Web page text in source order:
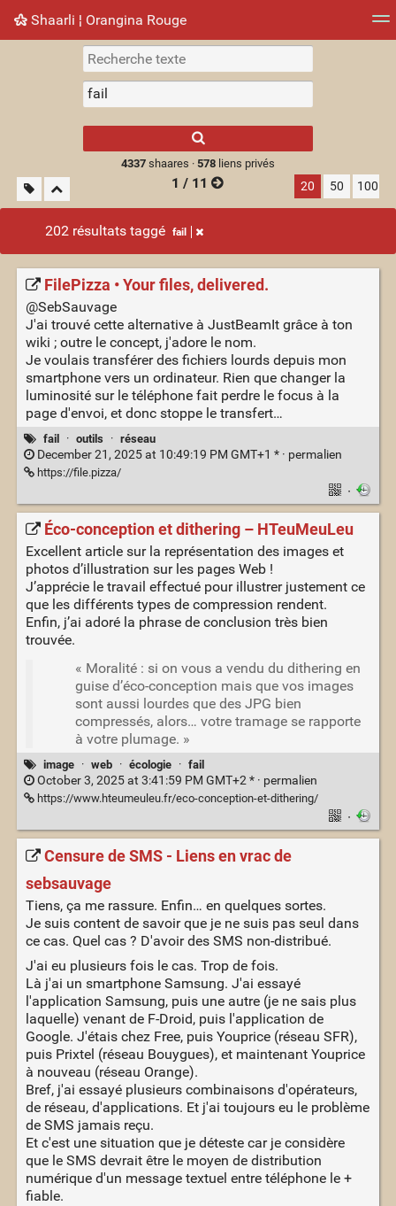
Shaarli ¦ Orangina Rouge
Nuage de tags Mur d'images
results.
4337shaares · 578liens privés
1 / 11 20 50 100
202 résultats taggé fail
FilePizza • Your files, delivered.
@SebSauvage
J'ai trouvé cette alternative à JustBeamIt grâce à ton
wiki ; outre le concept, j'adore le nom.
Je voulais transférer des fichiers lourds depuis mon
smartphone vers un ordinateur. Rien que changer la
luminosité sur le téléphone fait perdre le focus à la
page d'envoi, et donc stoppe le transfert…
fail · outils · réseau
December 21, 2025 at 10:49:19 PM GMT+1 * · permalien
https://file.pizza/
·
Éco-conception et dithering – HTeuMeuLeu
Excellent article sur la représentation des images et
photos d’illustration sur les pages Web !
J’apprécie le travail effectué pour illustrer justement ce
que les différents types de compression rendent.
Enfin, j’ai adoré la phrase de conclusion très bien
trouvée.
« Moralité : si on vous a vendu du dithering en
guise d’éco-conception mais que vos images
sont aussi lourdes que des JPG bien
compressés, alors… votre tramage se rapporte
à votre plumage. »
image · web · écologie · fail
October 3, 2025 at 3:41:59 PM GMT+2 * · permalien
https://www.hteumeuleu.fr/eco-conception-et-dithering/
·
Censure de SMS - Liens en vrac de
sebsauvage
Tiens, ça me rassure. Enfin… en quelques sortes.
Je suis content de savoir que je ne suis pas seul dans
ce cas. Quel cas ? D'avoir des SMS non-distribué.
J'ai eu plusieurs fois le cas. Trop de fois.
Là j'ai un smartphone Samsung. J'ai essayé
l'application Samsung, puis une autre (je ne sais plus
laquelle) venant de F-Droid, puis l'application de
Google. J'étais chez Free, puis Youprice (réseau SFR),
puis Prixtel (réseau Bouygues), et maintenant Youprice
à nouveau (réseau Orange).
Bref, j'ai essayé plusieurs combinaisons d'opérateurs,
de réseau, d'applications. Et j'ai toujours eu le problème
de SMS jamais reçu.
Et c'est une situation que je déteste car je considère
que le SMS devrait être le moyen de distribution
numérique d'un message textuel entre téléphone le +
fiable.